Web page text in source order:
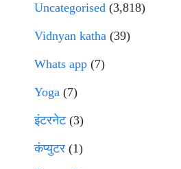
Uncategorised (3,818)
Vidnyan katha (39)
Whats app (7)
Yoga (7)
इंटरनेट(3)
कंप्युटर (1)